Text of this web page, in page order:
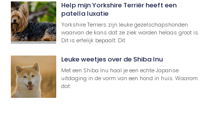
Help mijn Yorkshire Terriër heeft een
patella luxatie
Yorkshire Terriers zijn leuke gezelschapshonden
waarvan de kans dat ze ziek worden helaas groot is.
Dit is erfelijk bepaalt. Dit
Leuke weetjes over de Shiba Inu
Met een Shiba Inu haal je een echte Japanse
uitdaging in de vorm van een hond in huis. Waarom
dat